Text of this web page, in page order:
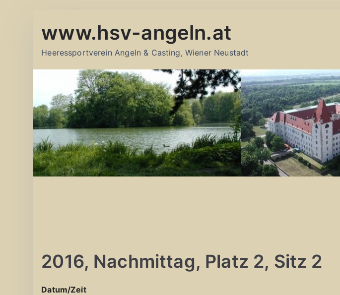
Inhalt
www.hsv-angeln.at
Heeressportverein Angeln & Casting, Wiener Neustadt
2016, Nachmittag, Platz 2, Sitz 2
Datum/Zeit